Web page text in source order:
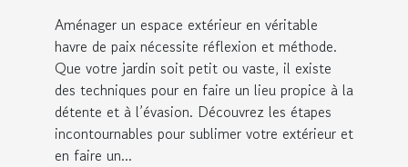
Aménager un espace extérieur en véritable
havre de paix nécessite réflexion et méthode.
Que votre jardin soit petit ou vaste, il existe
des techniques pour en faire un lieu propice à la
détente et à l’évasion. Découvrez les étapes
incontournables pour sublimer votre extérieur et
en faire un...